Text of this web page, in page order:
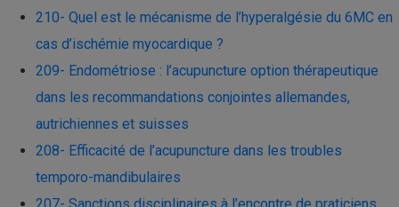
210- Quel est le mécanisme de l’hyperalgésie du 6MC en
cas d’ischémie myocardique ?
209- Endométriose : l’acupuncture option thérapeutique
dans les recommandations conjointes allemandes,
autrichiennes et suisses
208- Efficacité de l’acupuncture dans les troubles
temporo-mandibulaires